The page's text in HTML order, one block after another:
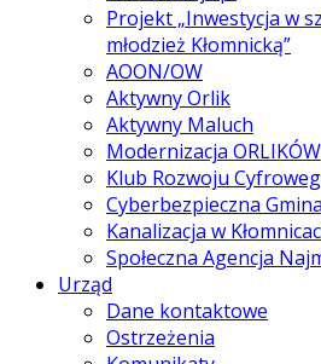
Projekt „Inwestycja w
młodzież Kłomnicką”
AOON/OW
Aktywny Orlik
Aktywny Maluch
Modernizacja ORLIKÓW
Klub Rozwoju
Cyberbezpieczna
Kanalizacja w
Społeczna Agencja
Urząd
Dane kontaktowe
Ostrzeżenia